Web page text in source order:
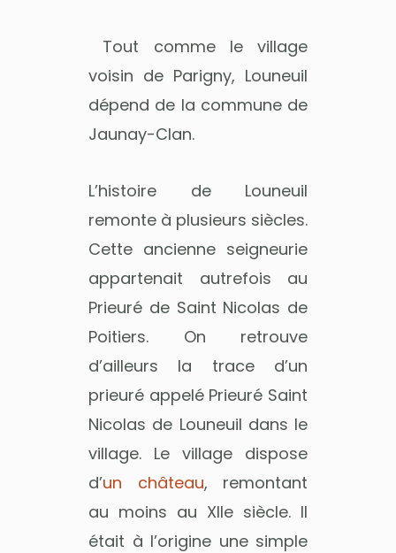
Tout comme le village
voisin de Parigny, Louneuil
dépend de la commune de
Jaunay-Clan.
L’histoire de Louneuil
remonte à plusieurs siècles.
Cette ancienne seigneurie
appartenait autrefois au
Prieuré de Saint Nicolas de
Poitiers. On retrouve
d’ailleurs la trace d’un
prieuré appelé Prieuré Saint
Nicolas de Louneuil dans le
village. Le village dispose
d’un château, remontant
au moins au XIIe siècle. Il
était à l’origine une simple